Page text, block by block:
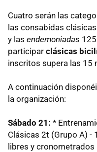
Cuatro serán las
las consabidas
y las endemoniadas
participar clásicas
inscritos supera las 15
A continuación
la organización:
Sábado 21: *
Clásicas 2t (Grupo A) -
libres y